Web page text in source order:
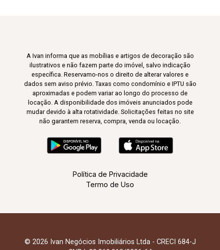
A Ivan informa que as mobílias e artigos de decoração são
ilustrativos e não fazem parte do imóvel, salvo indicação
específica. Reservamo-nos o direito de alterar valores e
dados sem aviso prévio. Taxas como condomínio e IPTU são
aproximadas e podem variar ao longo do processo de
locação. A disponibilidade dos imóveis anunciados pode
mudar devido à alta rotatividade. Solicitações feitas no site
não garantem reserva, compra, venda ou locação.
Política de Privacidade
Termo de Uso
© 2026 Ivan Negócios Imobiliários Ltda - CRECI 684-J